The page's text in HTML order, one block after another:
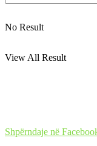
No Result
View All Result
Shpërndaje në